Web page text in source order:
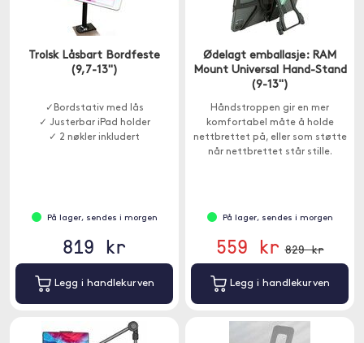
Trolsk Låsbart Bordfeste
(9,7-13")
✓Bordstativ med lås
✓ Justerbar iPad holder
✓ 2 nøkler inkludert
På lager, sendes i morgen
819 kr
Legg i handlekurven
Ødelagt emballasje: RAM
Mount Universal Hand-Stand
(9-13")
Håndstroppen gir en mer
komfortabel måte å holde
nettbrettet på, eller som støtte
når nettbrettet står stille.
På lager, sendes i morgen
559 kr 829 kr
Legg i handlekurven